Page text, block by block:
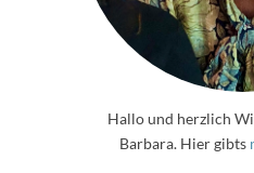
Hallo und herzlich
Barbara. Hier gibts